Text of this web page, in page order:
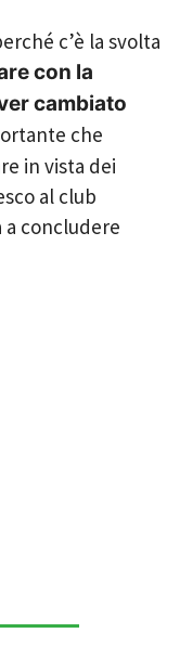
c’è la svolta
con la
cambiato
che
in vista dei
al club
a concludere